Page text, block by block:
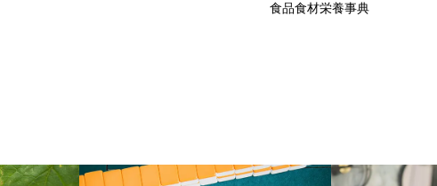
食品食材栄養事典